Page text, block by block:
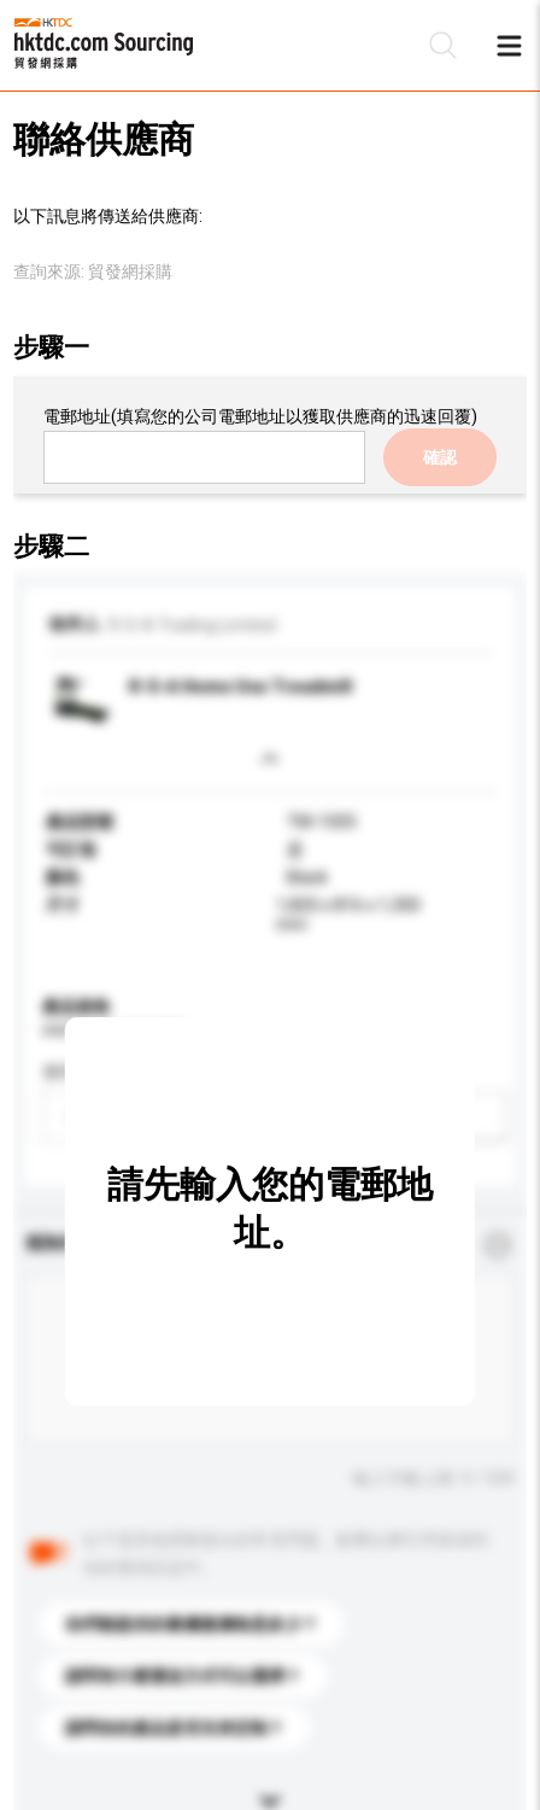
聯絡供應商
以下訊息將傳送給供應商:
查詢來源: 貿發網採購
步驟一
電郵地址(填寫您的公司電郵地址以獲取供應商的迅速回覆)
確認
步驟二
收件人
R-S-A Home Use Treadmill
產品型號
TM-1005
可訂造
是
顏色
Black
1,820 x 816 x 1,300
產品規格
查詢內容
你們能提供的最優惠價格是多少？
請問有什麼運送方式可以選擇？
請問你的產品是否支持定制？
請先輸入您的電郵地
址。